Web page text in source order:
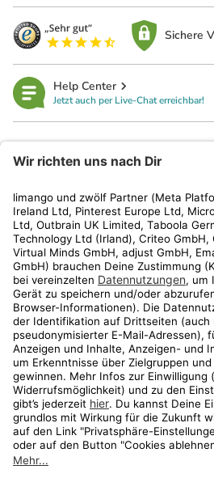
Sichere
Help Center
Jetzt auch per Live-Chat erreichbar!
Kundenservice
Shop
Aktionen
Travel